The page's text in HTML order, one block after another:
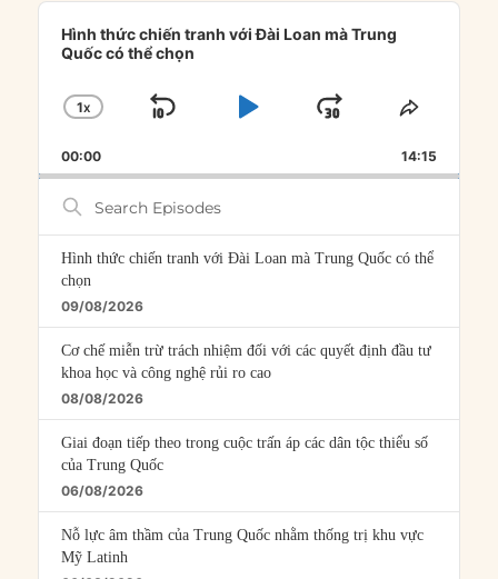
Audio
Player
Hình thức chiến tranh với Đài Loan mà Trung
Quốc có thể chọn
CHANGE
RATE
1X
SKIP
PLAYJUMP
FORWARD
SHARE
00:00 14:15
Search
Episodes
Hình thức chiến tranh với Đài Loan mà Trung Quốc có thể
chọn
09/08/2026
Cơ chế miễn trừ trách nhiệm đối với các quyết định đầu tư
khoa học và công nghệ rủi ro cao
08/08/2026
Giai đoạn tiếp theo trong cuộc trấn áp các dân tộc thiểu số
của Trung Quốc
06/08/2026
Nỗ lực âm thầm của Trung Quốc nhằm thống trị khu vực
Mỹ Latinh